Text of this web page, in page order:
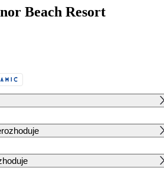
Beach Resort